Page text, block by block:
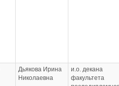
Дьякова Ирина
Николаевна
и.о. декана
факультета